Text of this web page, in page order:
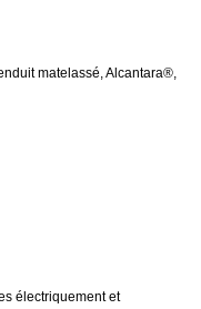
matelassé, Alcantara®,
électriquement et